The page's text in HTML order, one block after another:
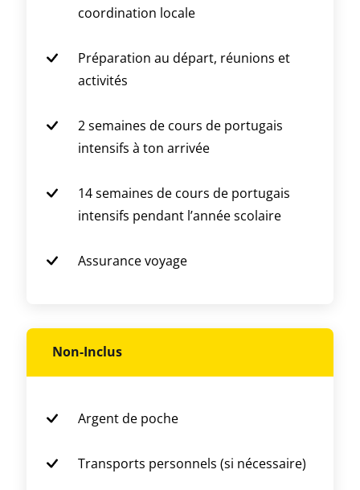
coordination locale
Préparation au départ, réunions et
activités
2 semaines de cours de portugais
intensifs à ton arrivée
14 semaines de cours de portugais
intensifs pendant l’année scolaire
Assurance voyage
Non-Inclus
Argent de poche
Transports personnels (si nécessaire)